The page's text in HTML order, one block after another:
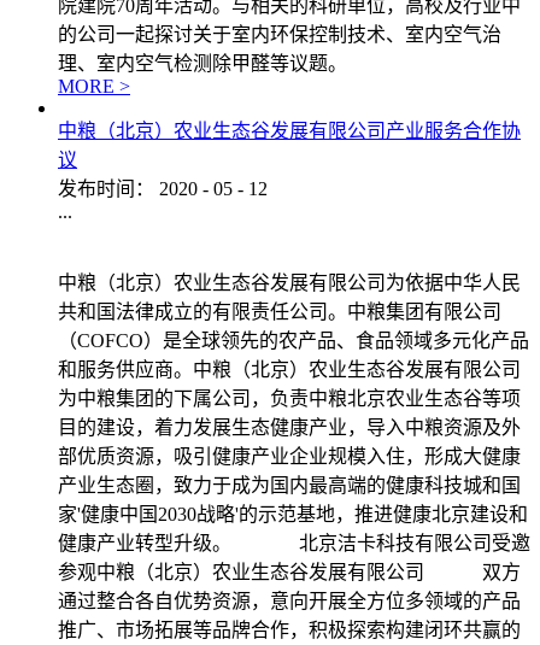
院建院70周年活动。与相关的科研单位，高校及行业中
的公司一起探讨关于室内环保控制技术、室内空气治
理、室内空气检测除甲醛等议题。
MORE >
中粮（北京）农业生态谷发展有限公司产业服务合作协
议
发布时间：
2020 - 05 - 12
...
中粮（北京）农业生态谷发展有限公司为依据中华人民
共和国法律成立的有限责任公司。中粮集团有限公司
（COFCO）是全球领先的农产品、食品领域多元化产品
和服务供应商。中粮（北京）农业生态谷发展有限公司
为中粮集团的下属公司，负责中粮北京农业生态谷等项
目的建设，着力发展生态健康产业，导入中粮资源及外
部优质资源，吸引健康产业企业规模入住，形成大健康
产业生态圈，致力于成为国内最高端的健康科技城和国
家'健康中国2030战略'的示范基地，推进健康北京建设和
健康产业转型升级。 北京洁卡科技有限公司受邀
参观中粮（北京）农业生态谷发展有限公司 双方
通过整合各自优势资源，意向开展全方位多领域的产品
推广、市场拓展等品牌合作，积极探索构建闭环共赢的